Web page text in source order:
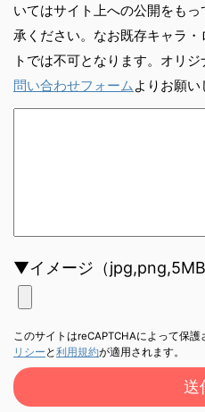
いてはサイト上への公開をも
承ください。なお既存キャラ
トでは不可となります。オリ
問い合わせフォーム よりお願い
▼イメージ（jpg,png,5MB
このサイトはreCAPTCHAによって保
リシー と利用規約が適用されます。